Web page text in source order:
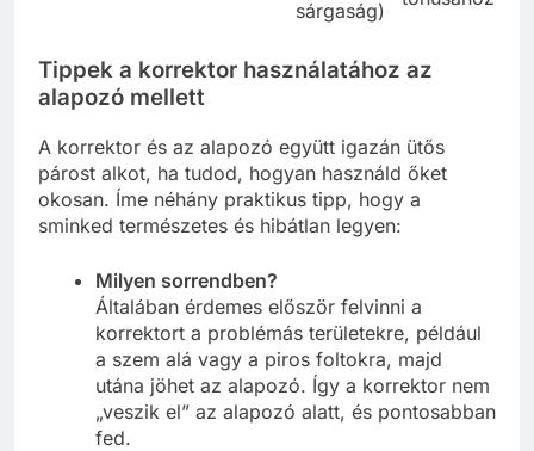
sárgaság)
Tippek a korrektor használatához az
alapozó mellett
A korrektor és az alapozó együtt igazán ütős
párost alkot, ha tudod, hogyan használd őket
okosan. Íme néhány praktikus tipp, hogy a
sminked természetes és hibátlan legyen:
Milyen sorrendben?
Általában érdemes először felvinni a
korrektort a problémás területekre, például
a szem alá vagy a piros foltokra, majd
utána jöhet az alapozó. Így a korrektor nem
„veszik el” az alapozó alatt, és pontosabban
fed.